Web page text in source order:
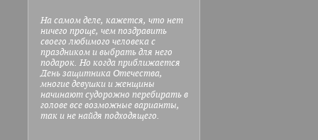
На самом деле, кажется, что нет
ничего проще, чем поздравить
своего любимого человека с
праздником и выбрать для него
подарок. Но когда приближается
День защитника Отечества,
многие девушки и женщины
начинают судорожно перебирать в
голове все возможные варианты,
так и не найдя подходящего.